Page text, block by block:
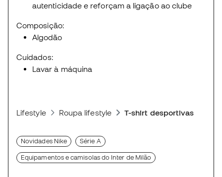
autenticidade e reforçam a ligação ao clube
Composição:
Algodão
Cuidados:
Lavar à máquina
Lifestyle Roupa lifestyle T-shirt desportivas
Novidades Nike Série A
Equipamentos e camisolas do Inter de Milão